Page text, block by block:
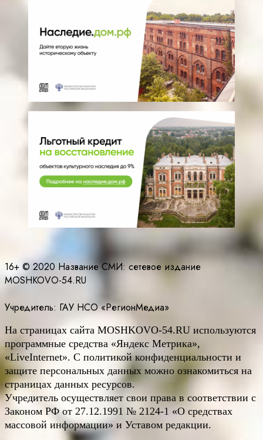
16+ © 2020 Название СМИ: cетевое издание
MOSHKOVO-54.RU
Учредитель: ГАУ НСО «РегионМедиа»
На страницах сайта MOSHKOVO-54.RU используются
программные средства «Яндекс Метрика»,
«LiveInternet». С политикой конфиденциальности и
защите персональных данных можно ознакомиться на
страницах данных ресурсов.
Учредитель осуществляет свои права в соответствии с
Законом РФ от 27.12.1991 № 2124-1 «О средствах
массовой информации» и Уставом редакции.